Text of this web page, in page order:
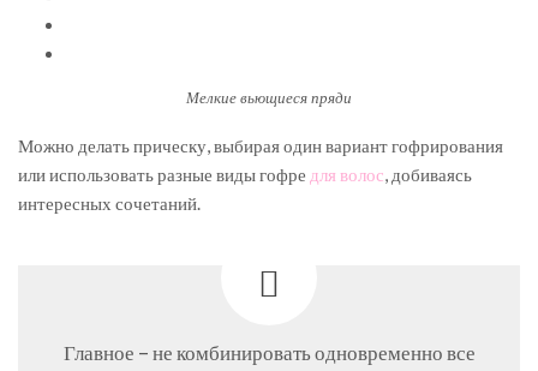
Мелкие вьющиеся пряди
Можно делать прическу, выбирая один вариант гофрирования
или использовать разные виды гофре для волос, добиваясь
интересных сочетаний.
Главное – не комбинировать одновременно все